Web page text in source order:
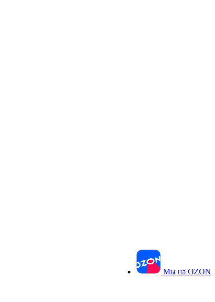
Мы на OZON